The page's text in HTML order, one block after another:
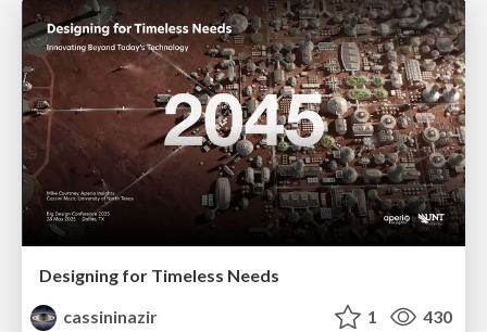
Designing for Timeless Needs
cassininazir
1 430